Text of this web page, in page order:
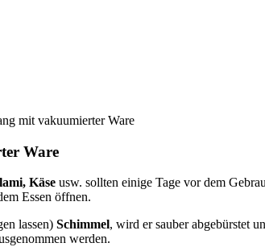
mit vakuumierter Ware
Ware
Käse usw. sollten einige Tage vor dem
Essen öffnen.
lassen) Schimmel, wird er sauber abgebürstet
werden.